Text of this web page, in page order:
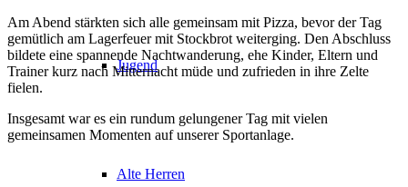
Jugend
Alte Herren
Am Abend stärkten sich alle gemeinsam mit Pizza, bevor der Tag
gemütlich am Lagerfeuer mit Stockbrot weiterging. Den Abschluss
bildete eine spannende Nachtwanderung, ehe Kinder, Eltern und
Trainer kurz nach Mitternacht müde und zufrieden in ihre Zelte
fielen.
Insgesamt war es ein rundum gelungener Tag mit vielen
gemeinsamen Momenten auf unserer Sportanlage.